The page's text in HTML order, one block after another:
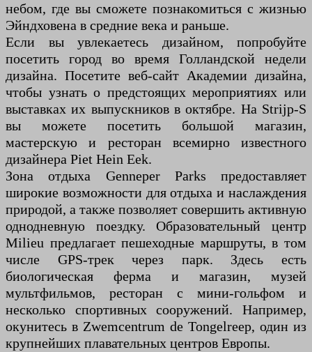
небом, где вы сможете познакомиться с жизнью
Эйндховена в средние века и раньше.
Если вы увлекаетесь дизайном, попробуйте
посетить город во время Голландской недели
дизайна. Посетите веб-сайт Академии дизайна,
чтобы узнать о предстоящих мероприятиях или
выставках их выпускников в октябре. На Strijp-S
вы можете посетить большой магазин,
мастерскую и ресторан всемирно известного
дизайнера Piet Hein Eek.
Зона отдыха Genneper Parks предоставляет
широкие возможности для отдыха и наслаждения
природой, а также позволяет совершить активную
однодневную поездку. Образовательный центр
Milieu предлагает пешеходные маршруты, в том
числе GPS-трек через парк. Здесь есть
биологическая ферма и магазин, музей
мультфильмов, ресторан с мини-гольфом и
несколько спортивных сооружений. Например,
окунитесь в Zwemcentrum de Tongelreep, один из
крупнейших плавательных центров Европы.